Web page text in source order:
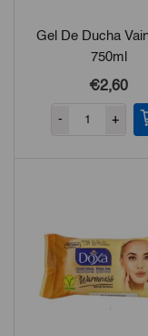
Gel De Ducha
750ml
€2,60
- +